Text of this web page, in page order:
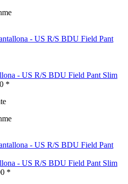
- US R/S BDU Field Pant Slim
*
- US R/S BDU Field Pant Slim
*